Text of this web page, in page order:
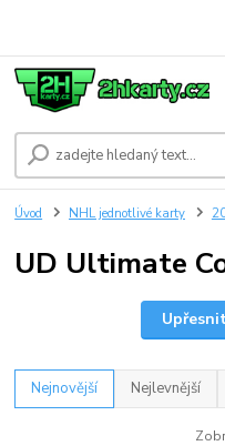
Úvod NHL jednotlivé karty
UD Ultimate
Nejnovější Nejlevnější